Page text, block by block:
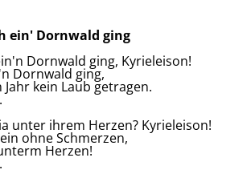
ein' Dornwald ging
Dornwald ging, Kyrieleison!
Dornwald ging,
kein Laub getragen.
unter ihrem Herzen? Kyrieleison!
ohne Schmerzen,
Herzen!